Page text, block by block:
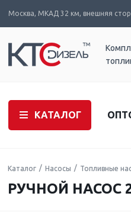
Москва, МКАД 32 км, внешняя
КАТАЛОГ
Каталог Насосы Топливные
РУЧНОЙ НАСОС